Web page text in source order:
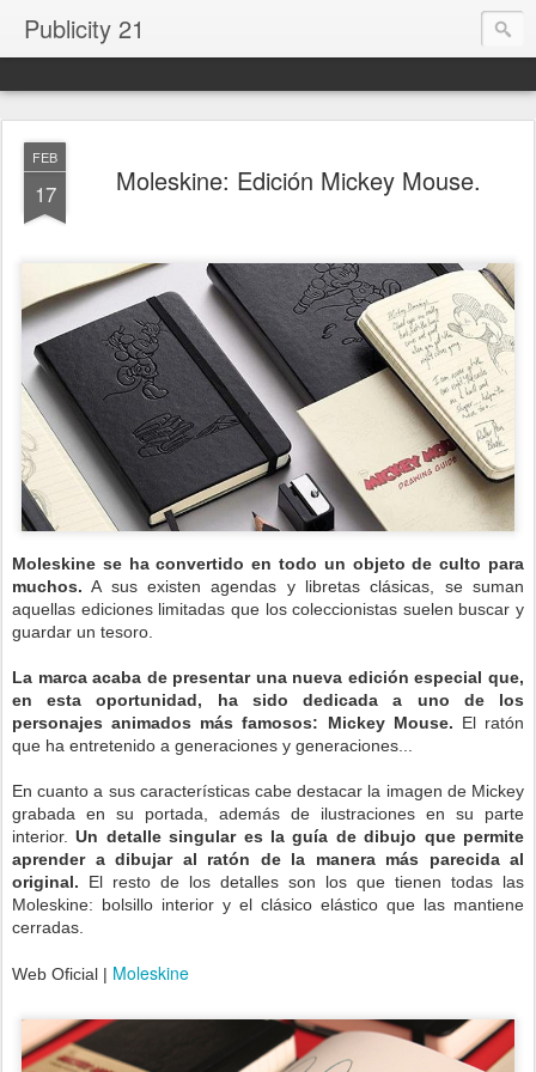
Publicity 21
FEB
17 Moleskine: Edición Mickey Mouse.
Moleskine se ha convertido en todo un objeto de culto para
muchos. A sus existen agendas y libretas clásicas, se suman
aquellas ediciones limitadas que los coleccionistas suelen buscar y
guardar un tesoro.
La marca acaba de presentar una nueva edición especial que,
en esta oportunidad, ha sido dedicada a uno de los
personajes animados más famosos: Mickey Mouse. El ratón
que ha entretenido a generaciones y generaciones...
En cuanto a sus características cabe destacar la imagen de Mickey
grabada en su portada, además de ilustraciones en su parte
interior. Un detalle singular es la guía de dibujo que permite
aprender a dibujar al ratón de la manera más parecida al
original. El resto de los detalles son los que tienen todas las
Moleskine: bolsillo interior y el clásico elástico que las mantiene
cerradas.
Web Oficial | Moleskine